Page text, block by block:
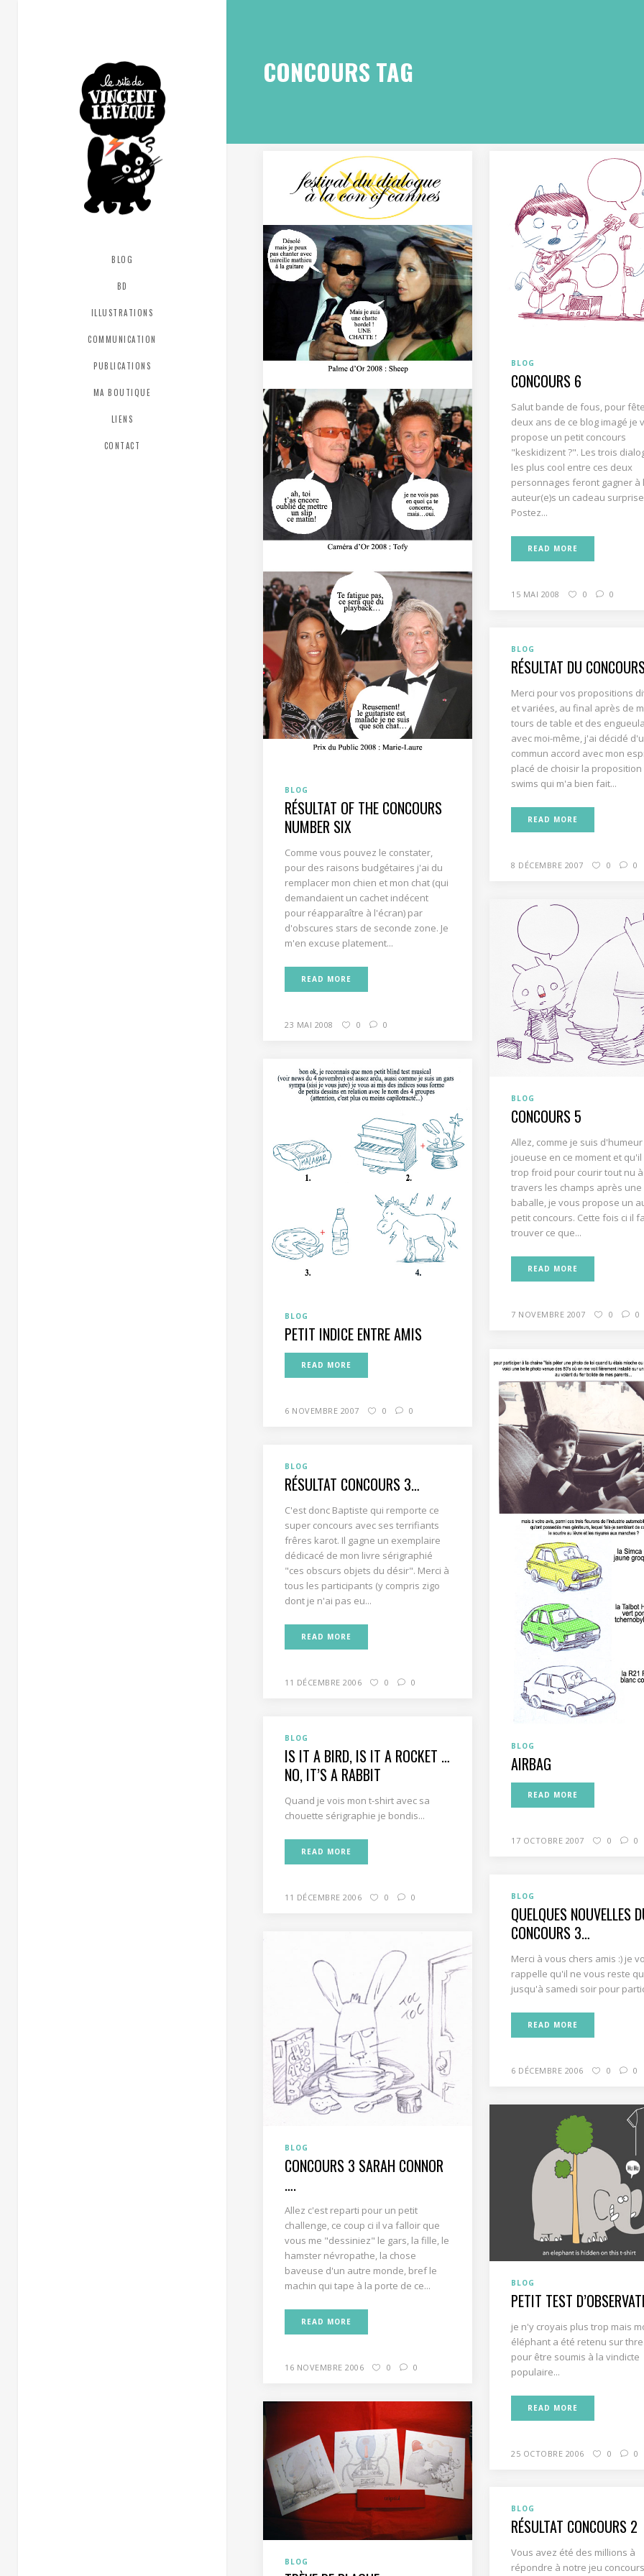
BLOG
BD
ILLUSTRATIONS
COMMUNICATION
PUBLICATIONS
MA BOUTIQUE
LIENS
CONTACT
CONCOURS TAG
BLOG
RÉSULTAT OF THE CONCOURS
NUMBER SIX
Comme vous pouvez le constater,
pour des raisons budgétaires j'ai du
remplacer mon chien et mon chat (qui
demandaient un cachet indécent
pour réapparaître à l'écran) par
d'obscures stars de seconde zone. Je
m'en excuse platement...
READ MORE
23 MAI 2008 0 0
BLOG
CONCOURS 6
Salut bande de fous, pour
deux ans de ce blog imagé je
propose un petit concours
"keskidizent ?". Les trois
les plus cool entre ces deux
personnages feront gagner à
auteur(e)s un cadeau
Postez...
READ MORE
15 MAI 2008 0 0
BLOG
RÉSULTAT DU
Merci pour vos propositions
et variées, au final après de
tours de table et des
avec moi-même, j'ai décidé
commun accord avec mon
placé de choisir la
swims qui m'a bien fait...
READ MORE
8 DÉCEMBRE 2007 0 0
BLOG
CONCOURS 5
Allez, comme je suis d'humeur
joueuse en ce moment et
trop froid pour courir tout nu à
travers les champs après une
baballe, je vous propose un
petit concours. Cette fois ci il
trouver ce que...
READ MORE
7 NOVEMBRE 2007 0 0
BLOG
PETIT INDICE ENTRE AMIS
READ MORE
6 NOVEMBRE 2007 0 0
BLOG
AIRBAG
READ MORE
17 OCTOBRE 2007 0 0
BLOG
RÉSULTAT CONCOURS 3…
C'est donc Baptiste qui remporte ce
super concours avec ses terrifiants
frêres karot. Il gagne un exemplaire
dédicacé de mon livre sérigraphié
"ces obscurs objets du désir". Merci à
tous les participants (y compris zigo
dont je n'ai pas eu...
READ MORE
11 DÉCEMBRE 2006 0 0
BLOG
IS IT A BIRD, IS IT A ROCKET …
NO, IT’S A RABBIT
Quand je vois mon t-shirt avec sa
chouette sérigraphie je bondis...
READ MORE
11 DÉCEMBRE 2006 0 0 BLOG
QUELQUES NOUVELLES
CONCOURS 3…
Merci à vous chers amis :) je
rappelle qu'il ne vous reste
jusqu'à samedi soir pour
READ MORE
6 DÉCEMBRE 2006 0 0
BLOG
CONCOURS 3 SARAH CONNOR
….
Allez c'est reparti pour un petit
challenge, ce coup ci il va falloir que
vous me "dessiniez" le gars, la fille, le
hamster névropathe, la chose
baveuse d'un autre monde, bref le
machin qui tape à la porte de ce...
READ MORE
16 NOVEMBRE 2006 0 0
BLOG
PETIT TEST
je n'y croyais plus trop mais
éléphant a été retenu sur
pour être soumis à la vindicte
populaire...
READ MORE
25 OCTOBRE 2006 0 0
BLOG
BLOG
RÉSULTAT CONCOURS 2
Vous avez été des millions à
répondre à notre jeu